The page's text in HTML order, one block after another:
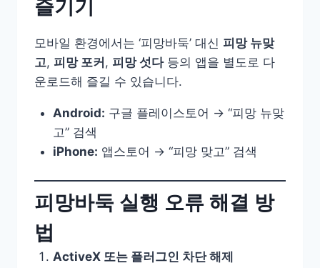
즐기기
모바일 환경에서는 ‘피망바둑’ 대신 피망 뉴맞
고, 피망 포커 , 피망 섯다등의 앱을 별도로 다
운로드해 즐길 수 있습니다.
Android: 구글 플레이스토어 → “피망 뉴맞
고” 검색
iPhone: 앱스토어 → “피망 맞고” 검색
피망바둑 실행 오류 해결 방
법
ActiveX 또는 플러그인 차단 해제